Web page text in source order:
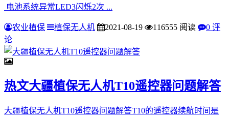
电池系统异常LED3闪烁2次 ...
农业植保 植保无人机 2021-08-19 116555 阅读
0 评
论
热文大疆植保无人机T10遥控器问题解答
大疆植保无人机T10遥控器问题解答T10的遥控器续航时间是